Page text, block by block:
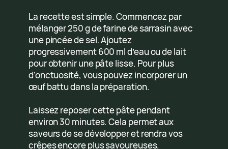
La recette est simple. Commencez par
mélanger 250 g de farine de sarrasin avec
une pincée de sel. Ajoutez
progressivement 600 ml d’eau ou de lait
pour obtenir une pâte lisse. Pour plus
d’onctuosité, vous pouvez incorporer un
œuf battu dans la préparation.
Laissez reposer cette pâte pendant
environ 30 minutes. Cela permet aux
saveurs de se développer et rendra vos
crêpes encore plus savoureuses.